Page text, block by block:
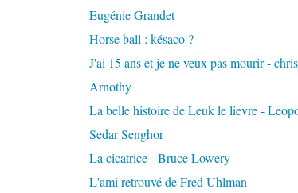
Eugénie Grandet
Horse ball : késaco ?
J'ai 15 ans et je ne veux pas mourir -
Arnothy
La belle histoire de Leuk le lievre -
Sedar Senghor
La cicatrice - Bruce Lowery
L'ami retrouvé de Fred Uhlman